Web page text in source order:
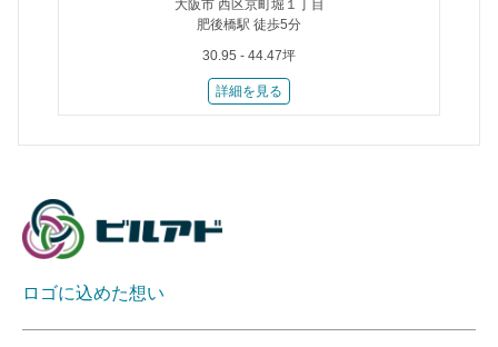
大阪市 西区京町堀１丁目
肥後橋駅 徒歩5分
30.95 - 44.47坪
詳細を見る
ロゴに込めた想い